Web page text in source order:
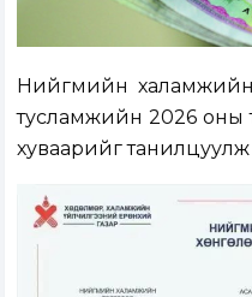
Нийгмийн халамжийн
тусламжийн 2026 оны
хуваарийг